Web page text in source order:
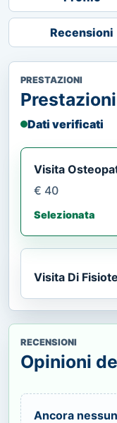
Recensioni
PRESTAZIONI
Dati verificati
Visita
€ 40
Selezionata
Visita Di
RECENSIONI
Opinioni
Ancora